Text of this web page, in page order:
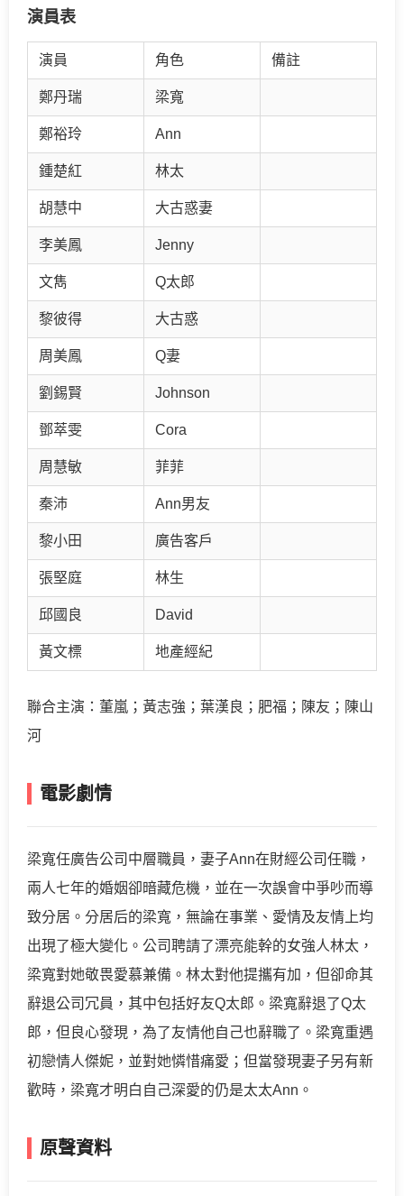
演員表
演員 角色 備註
鄭丹瑞 梁寬
鄭裕玲 Ann
鍾楚紅 林太
胡慧中 大古惑妻
李美鳳 Jenny
文雋 Q太郎
黎彼得 大古惑
周美鳳 Q妻
劉錫賢 Johnson
鄧萃雯 Cora
周慧敏 菲菲
秦沛 Ann男友
黎小田 廣告客戶
張堅庭 林生
邱國良 David
黃文標 地產經紀
聯合主演：董嵐；黃志強；葉漢良；肥福；陳友；陳山
河
電影劇情
梁寬任廣告公司中層職員，妻子Ann在財經公司任職，
兩人七年的婚姻卻暗藏危機，並在一次誤會中爭吵而導
致分居。分居后的梁寬，無論在事業、愛情及友情上均
出現了極大變化。公司聘請了漂亮能幹的女強人林太，
梁寬對她敬畏愛慕兼備。林太對他提攜有加，但卻命其
辭退公司冗員，其中包括好友Q太郎。梁寬辭退了Q太
郎，但良心發現，為了友情他自己也辭職了。梁寬重遇
初戀情人傑妮，並對她憐惜痛愛；但當發現妻子另有新
歡時，梁寬才明白自己深愛的仍是太太Ann。
原聲資料